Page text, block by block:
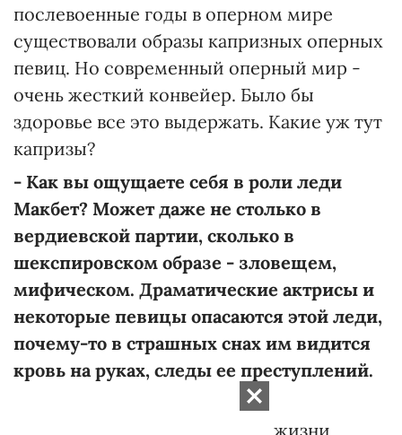
послевоенные годы в оперном мире
существовали образы капризных оперных
певиц. Но современный оперный мир -
очень жесткий конвейер. Было бы
здоровье все это выдержать. Какие уж тут
капризы?
- Как вы ощущаете себя в роли леди
Макбет? Может даже не столько в
вердиевской партии, сколько в
шекспировском образе - зловещем,
мифическом. Драматические актрисы и
некоторые певицы опасаются этой леди,
почему-то в страшных снах им видится
кровь на руках, следы ее преступлений.
). Видите ли, в моей жизни